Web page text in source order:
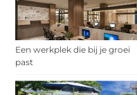
Een werkplek die bij je groei
past